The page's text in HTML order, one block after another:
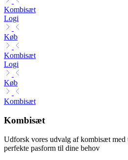
Kombisæt
Logi
Køb
Kombisæt
Logi
Køb
Kombisæt
Kombisæt
Udforsk vores udvalg af kombisæt med
perfekte pasform til dine behov